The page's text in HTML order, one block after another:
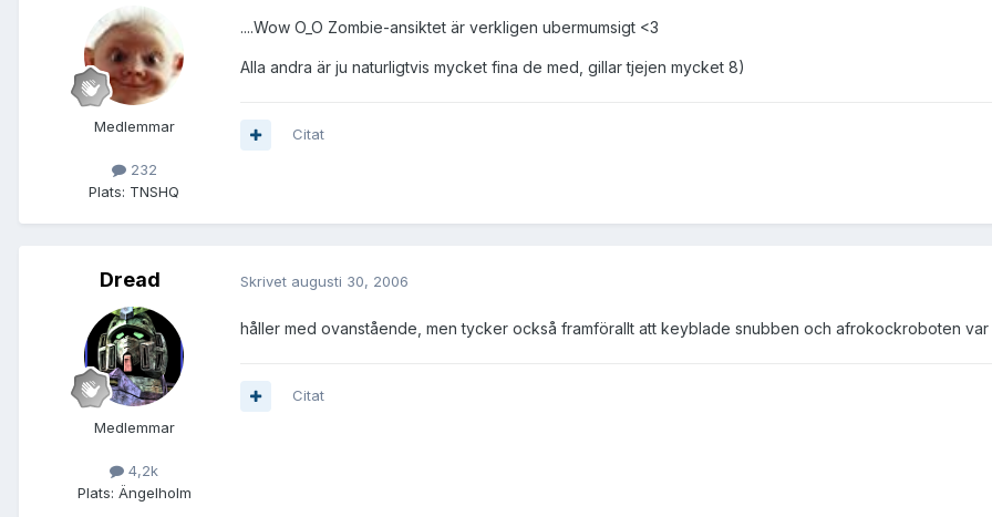
Medlemmar
232
Plats: TNSHQ
....Wow O_O Zombie-ansiktet är verkligen ubermumsigt <3
Alla andra är ju naturligtvis mycket fina de med, gillar tjejen mycket 8)
Citat
Dread
Medlemmar
4,2k
Plats: Ängelholm
Skrivet augusti 30, 2006
håller med ovanstående, men tycker också framförallt att keyblade snubben och afrokockroboten
Citat